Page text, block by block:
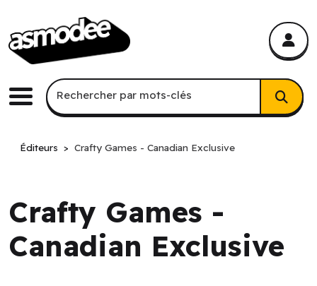
Menu
Recherche par mots-clés
Rechercher par mots-clés
Éditeurs Crafty Games - Canadian Exclusive
Crafty Games -
Canadian Exclusive